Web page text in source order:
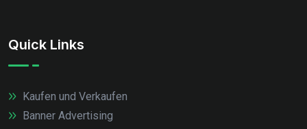
Quick Links
Kaufen und Verkaufen
Banner Advertising